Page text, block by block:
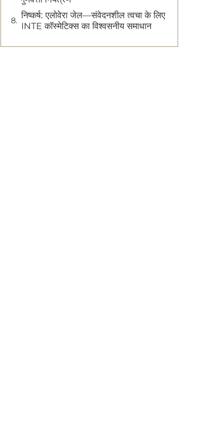
निष्कर्ष: एलोवेरा जेल—संवेदनशील त्वचा के लिए
INTE कॉस्मेटिक्स का विश्वसनीय समाधान